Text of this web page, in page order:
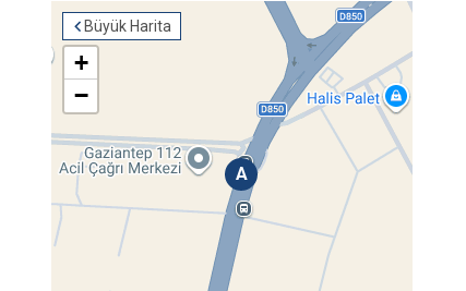
Büyük Harita
A
+
−